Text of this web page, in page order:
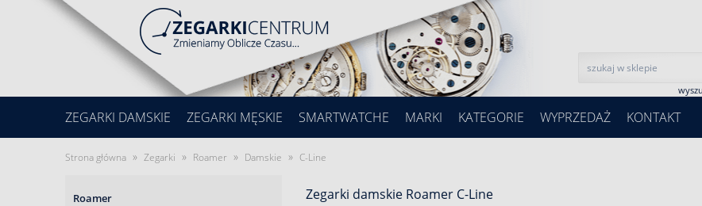
ZEGARKI DAMSKIE ZEGARKI MĘSKIE SMARTWATCHE MARKI KATEGORIE WYPRZEDAŻ KONTAKT
Strona główna » Zegarki » Roamer » Damskie » C-Line
Roamer
Zegarki damskie Roamer C-Line